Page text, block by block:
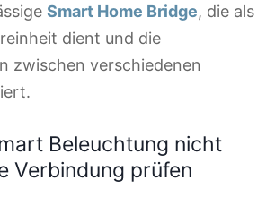
Smart Home Bridge, die als
dient und die
zwischen verschiedenen
Beleuchtung nicht
Verbindung prüfen